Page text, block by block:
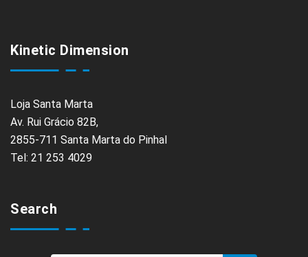
Kinetic Dimension
Loja Santa Marta
Av. Rui Grácio 82B,
2855-711 Santa Marta do Pinhal
Tel: 21 253 4029
Search